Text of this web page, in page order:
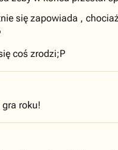
się zapowiada ,
coś zrodzi;P
roku!